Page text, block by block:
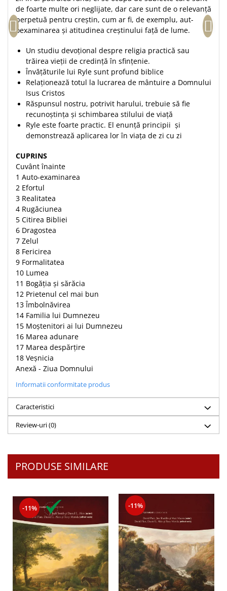
Teologie
A doua venire
Apologetica
Dogmatica
Istoria Bisericii
Misiune
Viata crestina
Contemporaneitate
Devotional
Diverse
Schimbarea caracterului
Slujire
Suferinta
Viata din belsug
Viata de zi cu zi
Despre afaceri
Dezvoltare personala
Leadership
Mediu
Sanatate / nutritie
de foarte multe ori neglijate, dar care sunt de o relevanță
perpetuă pentru creștin, cum ar fi, de exemplu, aut-
oexaminarea și atitudinea creștinului față de lume.
Un studiu devoţional despre religia practică sau
trăirea vieţii de credinţă în sfinţenie.
Învăţăturile lui Ryle sunt profund biblice
Relaţionează totul la lucrarea de mântuire a Domnului
Isus Cristos
Răspunsul nostru, potrivit harului, trebuie să fie
recunoştinţa şi schimbarea stilului de viaţă
Ryle este foarte practic. El enunţă principii şi
demonstrează aplicarea lor în viaţa de zi cu zi
CUPRINS
Cuvânt înainte
1 Auto-examinarea
2 Efortul
3 Realitatea
4 Rugăciunea
5 Citirea Bibliei
6 Dragostea
7 Zelul
8 Fericirea
9 Formalitatea
10 Lumea
11 Bogăția și sărăcia
12 Prietenul cel mai bun
13 Îmbolnăvirea
14 Familia lui Dumnezeu
15 Moștenitori ai lui Dumnezeu
16 Marea adunare
17 Marea despărțire
18 Veșnicia
Anexă - Ziua Domnului
Informatii conformitate produs
Caracteristici
Review-uri(0)
PRODUSE SIMILARE
-11% -11%